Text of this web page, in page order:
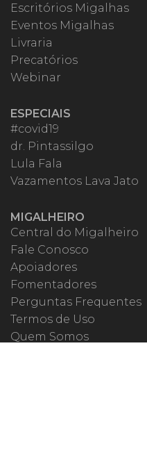
Escritórios Migalhas
Eventos Migalhas
Livraria
Precatórios
Webinar
ESPECIAIS
#covid19
dr. Pintassilgo
Lula Fala
Vazamentos Lava Jato
MIGALHEIRO
Central do Migalheiro
Fale Conosco
Apoiadores
Fomentadores
Perguntas Frequentes
Termos de Uso
Quem Somos